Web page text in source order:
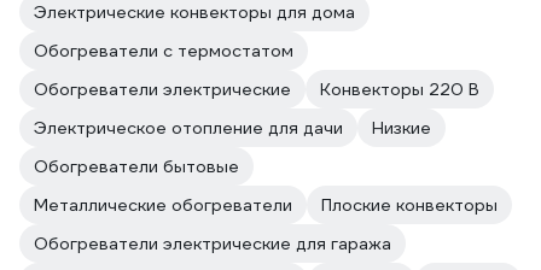
Электрические конвекторы для дома
Обогреватели с термостатом
Обогреватели электрические
Конвекторы 220 В
Электрическое отопление для дачи
Низкие
Обогреватели бытовые
Металлические обогреватели
Плоские конвекторы
Обогреватели электрические для гаража